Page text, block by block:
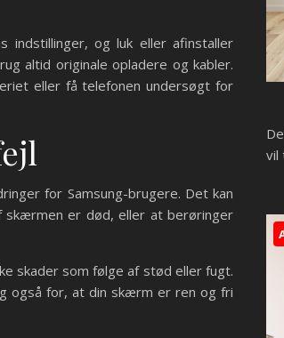
og luk eller afinstaller
altid originale opladere og kabler.
eller få telefonen undersøgt for
for Samsung-brugere. Det kan
er død, eller at berøringer
skader som følge af stød eller fugt.
også for, at din skærm er ren og fri
vil